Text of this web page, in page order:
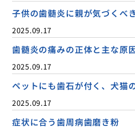
子供の歯髄炎に親が気づくべ
2025.09.17
歯髄炎の痛みの正体と主な原
2025.09.17
ペットにも歯石が付く、犬猫
2025.09.17
症状に合う歯周病歯磨き粉